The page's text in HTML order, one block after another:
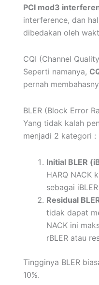
PCI mod3
interference, dan
dibedakan oleh
CQI (Channel
Seperti namanya,
pernah
BLER (Block Error
Yang tidak kalah
menjadi 2 kategori :
Initial BLER
HARQ NACK
sebagai
Residual
tidak dapat
NACK ini
rBLER atau
Tingginya BLER
10%.